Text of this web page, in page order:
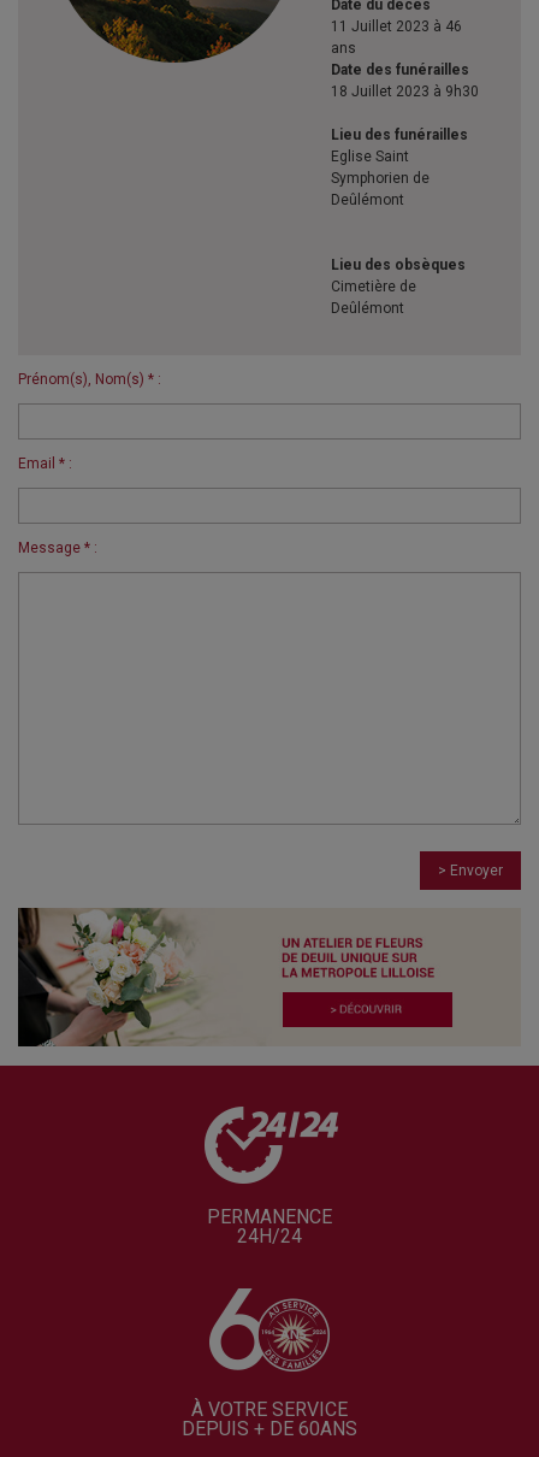
Date du décès
11 Juillet 2023 à 46
ans
Date des funérailles
18 Juillet 2023 à 9h30
Lieu des funérailles
Eglise Saint
Symphorien de
Deûlémont
Lieu des obsèques
Cimetière de
Deûlémont
Prénom(s), Nom(s) * :
Email * :
Message * :
> Envoyer
PERMANENCE
24H/24
À VOTRE SERVICE
DEPUIS + DE 60ANS